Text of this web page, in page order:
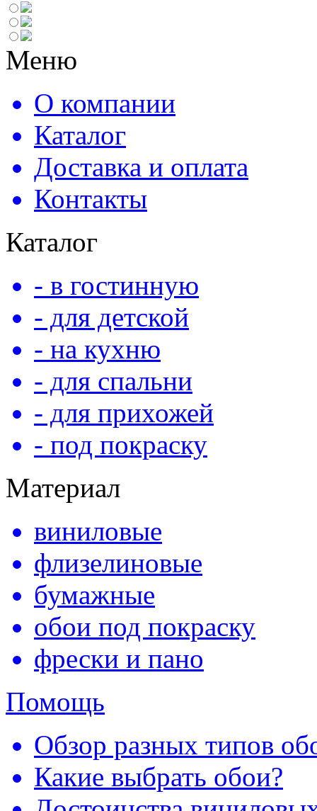
Меню
О компании
Каталог
Доставка и оплата
Контакты
Каталог
- в гостинную
- для детской
- на кухню
- для спальни
- для прихожей
- под покраску
Материал
виниловые
флизелиновые
бумажные
обои под покраску
фрески и пано
Помощь
Обзор разных типов
Какие выбрать обои?